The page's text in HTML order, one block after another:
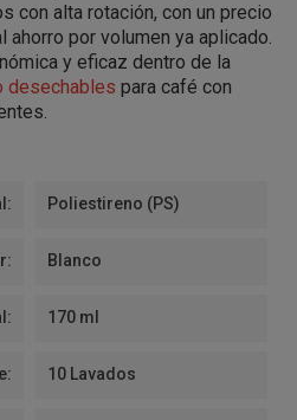
con alta rotación, con un precio
por volumen ya aplicado.
y eficaz dentro de la
desechables para café con
Poliestireno (PS)
Blanco
170 ml
10 Lavados